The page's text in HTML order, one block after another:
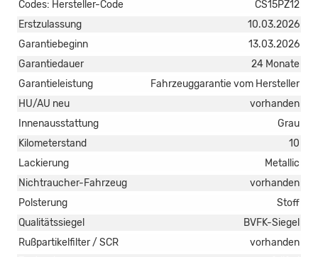
Codes: Hersteller-Code
CS15PZ12
Erstzulassung
10.03.2026
Garantiebeginn
13.03.2026
Garantiedauer
24 Monate
Garantieleistung
Fahrzeuggarantie vom Hersteller
HU/AU neu
vorhanden
Innenausstattung
Grau
Kilometerstand
10
Lackierung
Metallic
Nichtraucher-Fahrzeug
vorhanden
Polsterung
Stoff
Qualitätssiegel
BVFK-Siegel
Rußpartikelfilter / SCR
vorhanden